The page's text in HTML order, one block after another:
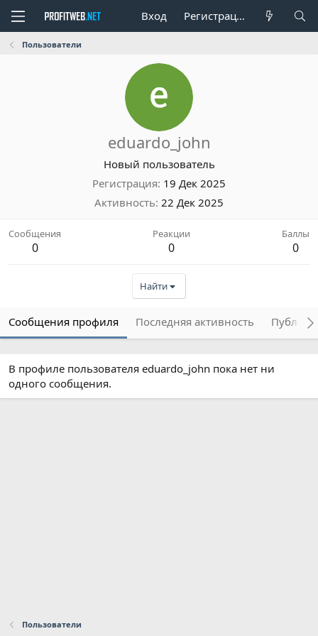
Вход Регистрация
Пользователи
eduardo_john
Новый пользователь
Регистрация 19 Дек 2025
Активность 22 Дек 2025
Сообщения
0
Реакции
0
Баллы
0
Найти
Сообщения профиля Последняя активность
В профиле пользователя eduardo_john пока нет ни
одного сообщения.
Пользователи